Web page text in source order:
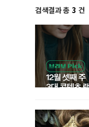
검색결과 총 3 건